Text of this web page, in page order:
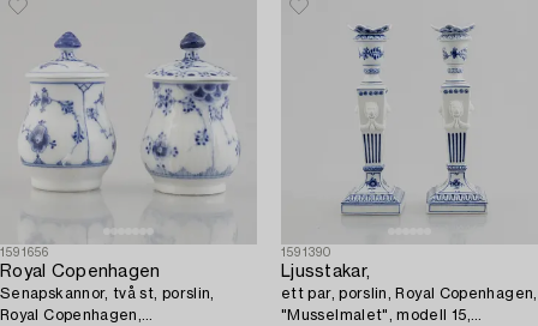
1591656
Royal Copenhagen
Senapskannor, två st, porslin,
Royal Copenhagen,
1591390
Ljusstakar,
ett par, porslin, Royal Copenhagen,
"Musselmalet", modell 15,